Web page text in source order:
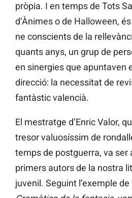
pròpia. I en temps de Tots
d’Ànimes o de Halloween,
ne conscients de la
quants anys, un grup de
en sinergies que apuntaven
direcció: la necessitat de
fantàstic valencià.
El mestratge d’Enric Valor,
tresor valuosíssim de
temps de postguerra, va ser
primers autors de la nostra
juvenil. Seguint l’exemple de